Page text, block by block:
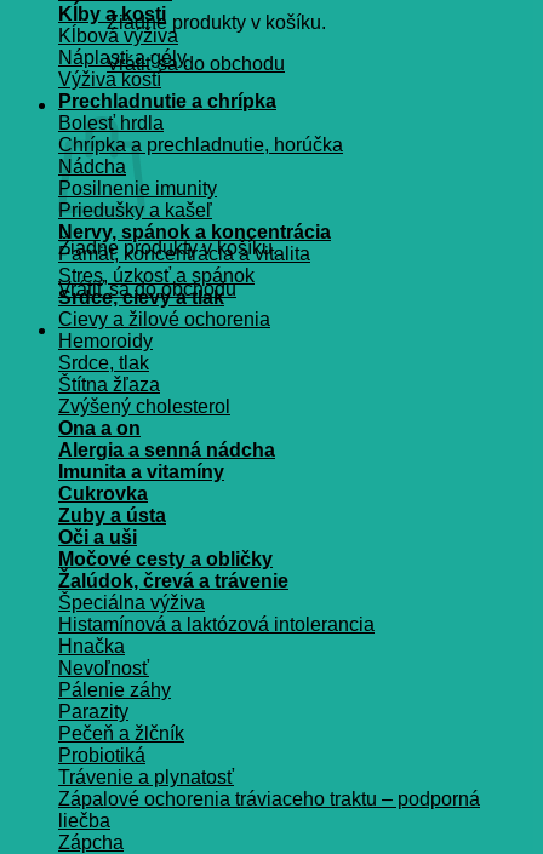
Žiadne produkty v košíku.
Vrátiť sa do obchodu
Košík
Žiadne produkty v košíku.
Vrátiť sa do obchodu
Kĺby a kosti
Kĺbová výživa
Náplasti a gély
Výživa kostí
Prechladnutie a chrípka
Bolesť hrdla
Chrípka a prechladnutie, horúčka
Nádcha
Posilnenie imunity
Priedušky a kašeľ
Nervy, spánok a koncentrácia
Pamät, koncentrácia a vitalita
Stres, úzkosť a spánok
Srdce, cievy a tlak
Cievy a žilové ochorenia
Hemoroidy
Srdce, tlak
Štítna žľaza
Zvýšený cholesterol
Ona a on
Alergia a senná nádcha
Imunita a vitamíny
Cukrovka
Zuby a ústa
Oči a uši
Močové cesty a obličky
Žalúdok, črevá a trávenie
Špeciálna výživa
Histamínová a laktózová intolerancia
Hnačka
Nevoľnosť
Pálenie záhy
Parazity
Pečeň a žlčník
Probiotiká
Trávenie a plynatosť
Zápalové ochorenia tráviaceho traktu – podporná
liečba
Zápcha